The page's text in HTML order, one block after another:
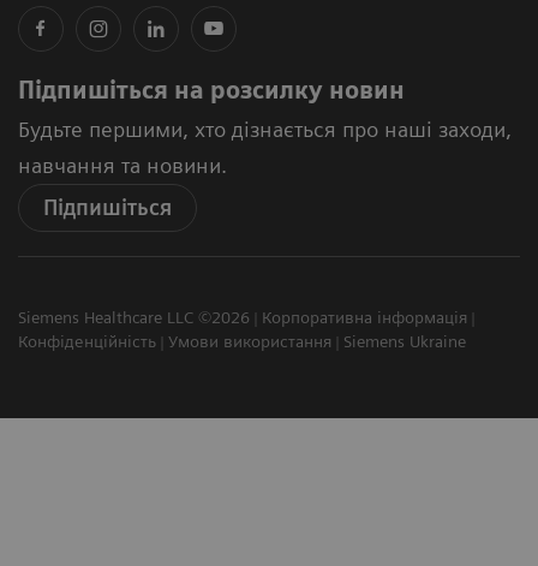
Підпишіться на розсилку новин
Будьте першими, хто дізнається про наші заходи,
навчання та новини.
Підпишіться
Siemens Healthcare LLC ©2026
Корпоративна інформація
Конфіденційність
Умови використання Siemens Ukraine